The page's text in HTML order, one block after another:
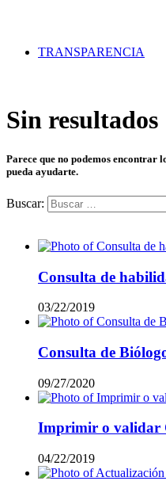
TRANSPARENCIA
Sin resultados
Parece que no podemos encontrar
pueda ayudarte.
Buscar:
Consulta de
03/22/2019
Consulta de
09/27/2020
Imprimir o validar
04/22/2019